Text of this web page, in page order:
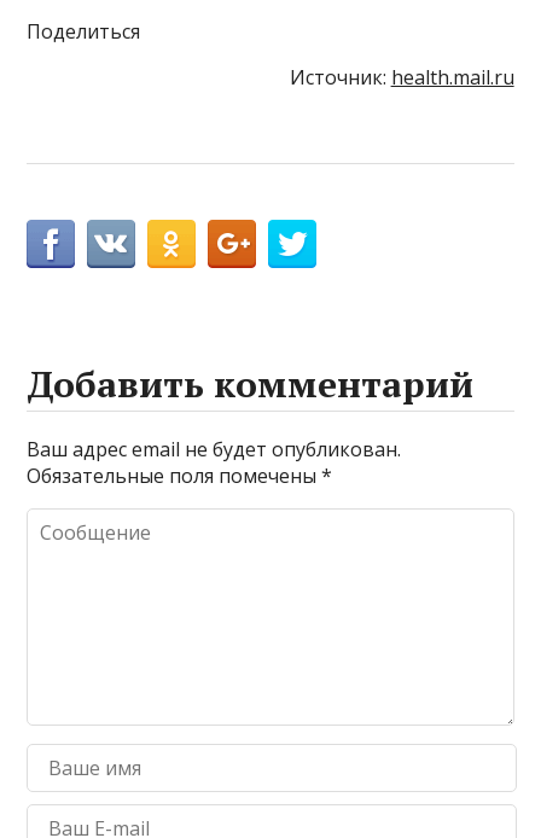
Поделиться
Источник: health.mail.ru
Добавить комментарий
Ваш адрес email не будет опубликован.
Обязательные поля помечены*